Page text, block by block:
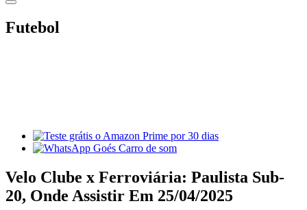
Futebol
Velo Clube x Ferroviária: Paulista Sub-
20, Onde Assistir Em 25/04/2025